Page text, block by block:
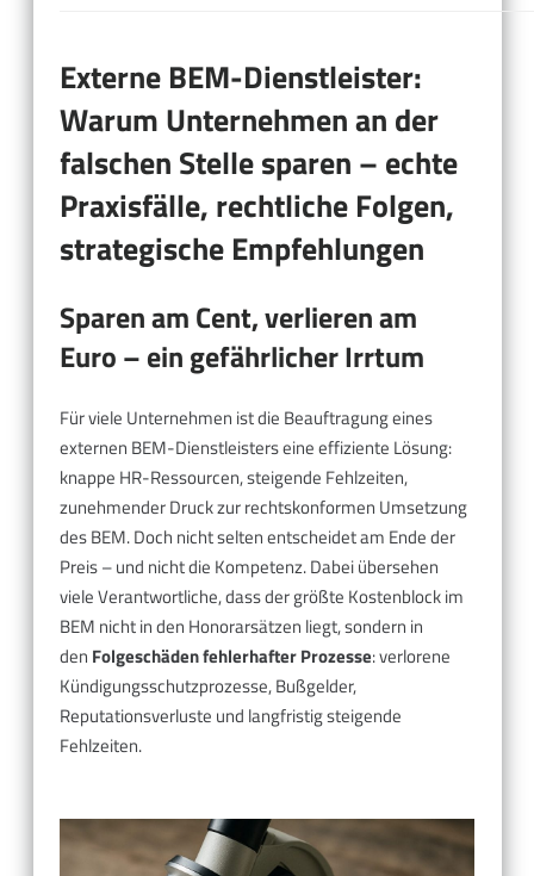
Externe BEM-Dienstleister:
Warum Unternehmen an der
falschen Stelle sparen – echte
Praxisfälle, rechtliche Folgen,
strategische Empfehlungen
Sparen am Cent, verlieren am
Euro – ein gefährlicher Irrtum
Für viele Unternehmen ist die Beauftragung eines
externen BEM-Dienstleisters eine effiziente Lösung:
knappe HR-Ressourcen, steigende Fehlzeiten,
zunehmender Druck zur rechtskonformen Umsetzung
des BEM. Doch nicht selten entscheidet am Ende der
Preis – und nicht die Kompetenz. Dabei übersehen
viele Verantwortliche, dass der größte Kostenblock im
BEM nicht in den Honorarsätzen liegt, sondern in
den Folgeschäden fehlerhafter Prozesse: verlorene
Kündigungsschutzprozesse, Bußgelder,
Reputationsverluste und langfristig steigende
Fehlzeiten.